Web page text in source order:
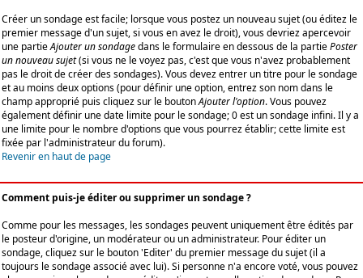
Créer un sondage est facile; lorsque vous postez un nouveau sujet (ou éditez le
premier message d'un sujet, si vous en avez le droit), vous devriez apercevoir
une partieAjouter un sondagedans le formulaire en dessous de la partiePoster
un nouveau sujet(si vous ne le voyez pas, c'est que vous n'avez probablement
pas le droit de créer des sondages). Vous devez entrer un titre pour le sondage
et au moins deux options (pour définir une option, entrez son nom dans le
champ approprié puis cliquez sur le boutonAjouter l'option. Vous pouvez
également définir une date limite pour le sondage; 0 est un sondage infini. Il y a
une limite pour le nombre d'options que vous pourrez établir; cette limite est
fixée par l'administrateur du forum).
Revenir en haut de page
Comment puis-je éditer ou supprimer un sondage ?
Comme pour les messages, les sondages peuvent uniquement être édités par
le posteur d'origine, un modérateur ou un administrateur. Pour éditer un
sondage, cliquez sur le bouton 'Editer' du premier message du sujet (il a
toujours le sondage associé avec lui). Si personne n'a encore voté, vous pouvez